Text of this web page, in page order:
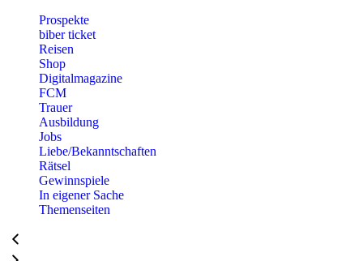
Prospekte
biber ticket
Reisen
Shop
Digitalmagazine
FCM
Trauer
Ausbildung
Jobs
Liebe/Bekanntschaften
Rätsel
Gewinnspiele
In eigener Sache
Themenseiten